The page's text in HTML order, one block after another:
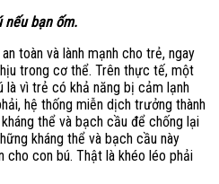
nếu bạn ốm.
toàn và lành mạnh cho trẻ, ngay
trong cơ thể. Trên thực tế, một
là vì trẻ có khả năng bị cảm lạnh
hệ thống miễn dịch trưởng thành
thể và bạch cầu để chống lại
kháng thể và bạch cầu này
cho con bú. Thật là khéo léo phải